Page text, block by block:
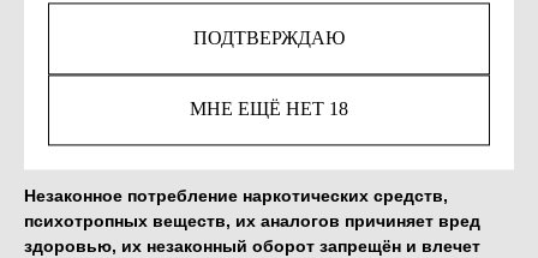
ПОДТВЕРЖДАЮ
МНЕ ЕЩЁ НЕТ 18
КУПИТЬ
Незаконное потребление наркотических средств,
психотропных веществ, их аналогов причиняет вред
здоровью, их незаконный оборот запрещён и влечет